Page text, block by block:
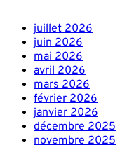
juillet 2026
juin 2026
mai 2026
avril 2026
mars 2026
février 2026
janvier 2026
décembre 2025
novembre 2025